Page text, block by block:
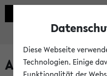
Alle Lehrenden
Diese Webseite
Technologien. Einige